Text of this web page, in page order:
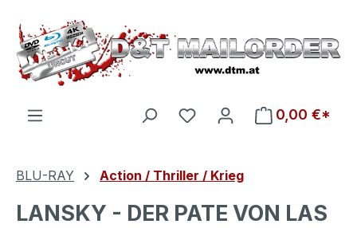
Zum Hauptinhalt springen
Du hast 0 Produkte auf
0,00 €*
BLU-RAY Action / Thriller / Krieg
LANSKY - DER PATE VON LAS